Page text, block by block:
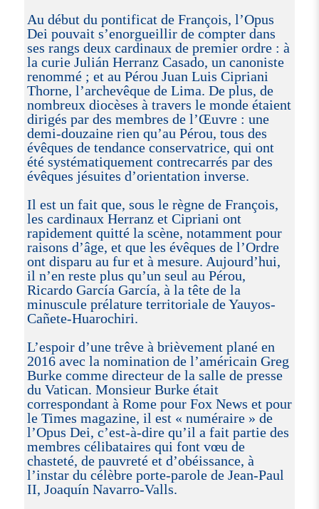
Au début du pontificat de François, l’Opus
Dei pouvait s’enorgueillir de compter dans
ses rangs deux cardinaux de premier ordre : à
la curie Julián Herranz Casado, un canoniste
renommé ; et au Pérou Juan Luis Cipriani
Thorne, l’archevêque de Lima. De plus, de
nombreux diocèses à travers le monde étaient
dirigés par des membres de l’Œuvre : une
demi-douzaine rien qu’au Pérou, tous des
évêques de tendance conservatrice, qui ont
été systématiquement contrecarrés par des
évêques jésuites d’orientation inverse.
Il est un fait que, sous le règne de François,
les cardinaux Herranz et Cipriani ont
rapidement quitté la scène, notamment pour
raisons d’âge, et que les évêques de l’Ordre
ont disparu au fur et à mesure. Aujourd’hui,
il n’en reste plus qu’un seul au Pérou,
Ricardo García García, à la tête de la
minuscule prélature territoriale de Yauyos-
Cañete-Huarochiri.
L’espoir d’une trêve à brièvement plané en
2016 avec la nomination de l’américain Greg
Burke comme directeur de la salle de presse
du Vatican. Monsieur Burke était
correspondant à Rome pour Fox News et pour
le Times magazine, il est « numéraire » de
l’Opus Dei, c’est-à-dire qu’il a fait partie des
membres célibataires qui font vœu de
chasteté, de pauvreté et d’obéissance, à
l’instar du célèbre porte-parole de Jean-Paul
II, Joaquín Navarro-Valls.